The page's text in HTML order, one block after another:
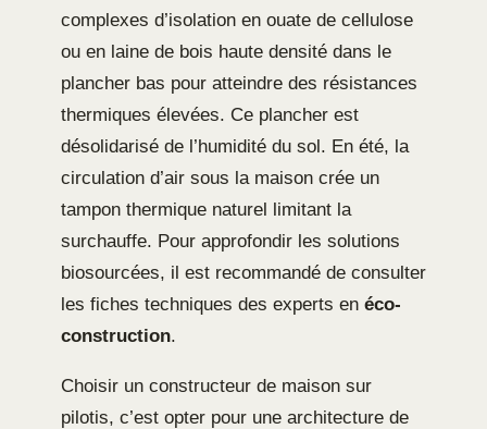
complexes d’isolation en ouate de cellulose
ou en laine de bois haute densité dans le
plancher bas pour atteindre des résistances
thermiques élevées. Ce plancher est
désolidarisé de l’humidité du sol. En été, la
circulation d’air sous la maison crée un
tampon thermique naturel limitant la
surchauffe. Pour approfondir les solutions
biosourcées, il est recommandé de consulter
les fiches techniques des experts en éco-
construction.
Choisir un constructeur de maison sur
pilotis, c’est opter pour une architecture de